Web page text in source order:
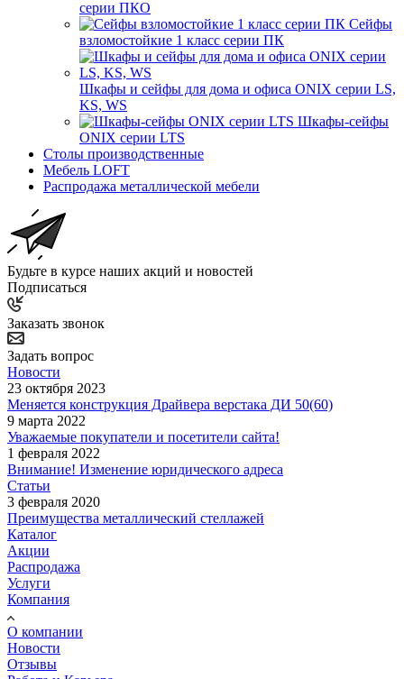
серии ПКО
Сейфы
взломостойкие 1 класс серии ПК
Шкафы и сейфы для дома и офиса ONIX серии LS,
KS, WS
Шкафы-сейфы
ONIX серии LTS
Столы производственные
Мебель LOFT
Распродажа металлической мебели
Будьте в курсе наших акций и новостей
Подписаться
Заказать звонок
Задать вопрос
Новости
23 октября 2023
Меняется конструкция Драйвера верстака ДИ 50(60)
9 марта 2022
Уважаемые покупатели и посетители сайта!
1 февраля 2022
Внимание! Изменение юридического адреса
Статьи
3 февраля 2020
Преимущества металлический стеллажей
Каталог
Акции
Распродажа
Услуги
Компания
О компании
Новости
Отзывы